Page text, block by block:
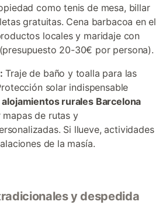
como tenis de mesa, billar
gratuitas. Cena barbacoa en el
locales y maridaje con
20-30€ por persona).
Traje de baño y toalla para las
solar indispensable
alojamientos rurales Barcelona
de rutas y
Si llueve, actividades
de la masía.
y despedida